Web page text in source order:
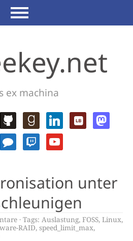
ex machina
unter
Tags: Auslastung, FOSS, Linux,
RAID, speed_limit_max,